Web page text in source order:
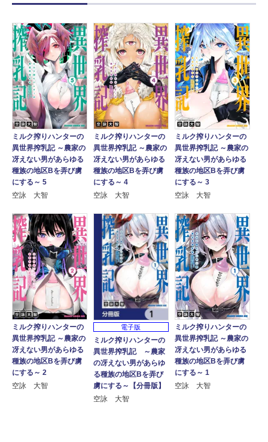
ミルク搾りハンターの
異世界搾乳記 ～農家の
冴えない男があらゆる
種族の地区Bを弄び虜
にする～ 5
空詠 大智
ミルク搾りハンターの
異世界搾乳記 ～農家の
冴えない男があらゆる
種族の地区Bを弄び虜
にする～ 4
空詠 大智
ミルク搾りハンターの
異世界搾乳記 ～農家の
冴えない男があらゆる
種族の地区Bを弄び虜
にする～ 3
空詠 大智
ミルク搾りハンターの
異世界搾乳記 ～農家の
冴えない男があらゆる
種族の地区Bを弄び虜
にする～ 2
空詠 大智
電子版
ミルク搾りハンターの
異世界搾乳記 ～農家
の冴えない男があらゆ
る種族の地区Bを弄び
虜にする～【分冊版】
空詠 大智
ミルク搾りハンターの
異世界搾乳記 ～農家の
冴えない男があらゆる
種族の地区Bを弄び虜
にする～ 1
空詠 大智